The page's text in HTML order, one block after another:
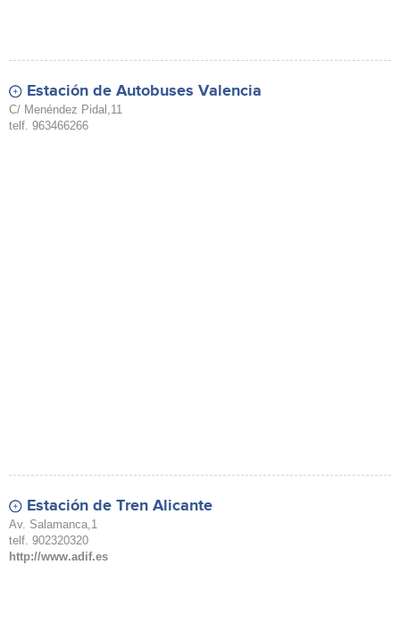
Estación de Autobuses Valencia
C/ Menéndez Pidal,11
telf. 963466266
Estación de Tren Alicante
Av. Salamanca,1
telf. 902320320
http://www.adif.es